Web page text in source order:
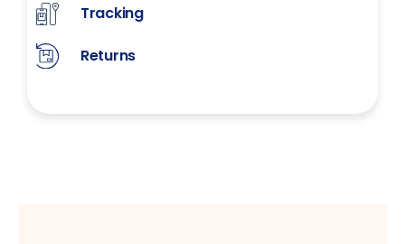
Tracking
Returns